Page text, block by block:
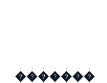
�������